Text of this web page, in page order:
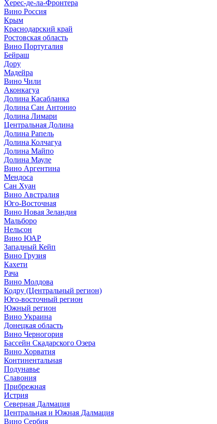
Херес-де-ла-Фронтера
Вино Россия
Крым
Краснодарский край
Ростовская область
Вино Португалия
Бейраш
Дору
Мадейра
Вино Чили
Аконкагуа
Долина Касабланка
Долина Сан Антонио
Долина Лимари
Центральная Долина
Долина Рапель
Долина Колчагуа
Долина Майпо
Долина Мауле
Вино Аргентина
Мендоса
Сан Хуан
Вино Австралия
Юго-Восточная
Вино Новая Зеландия
Мальборо
Нельсон
Вино ЮАР
Западный Кейп
Вино Грузия
Кахети
Рача
Вино Молдова
Кодру (Центральный регион)
Юго-восточный регион
Южный регион
Вино Украина
Донецкая область
Вино Черногория
Бассейн Скадарского Озера
Вино Хорватия
Континентальная
Подунавье
Славония
Прибрежная
Истрия
Северная Далмация
Центральная и Южная Далмация
Вино Сербия